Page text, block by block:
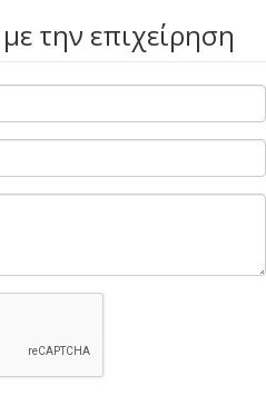
την επιχείρηση